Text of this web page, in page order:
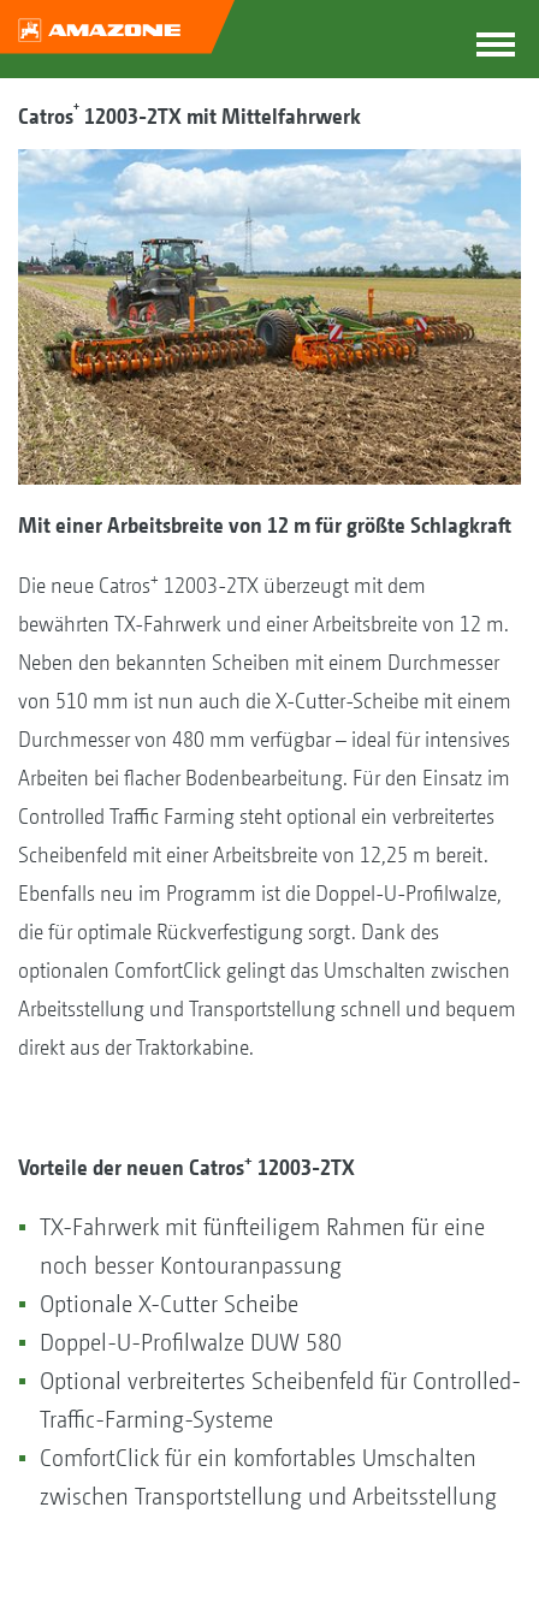
Catros+ 12003-2TX mit Mittelfahrwerk
Mit einer Arbeitsbreite von 12 m für größte Schlagkraft
Die neue Catros+ 12003-2TX überzeugt mit dem
bewährten TX-Fahrwerk und einer Arbeitsbreite von 12 m.
Neben den bekannten Scheiben mit einem Durchmesser
von 510 mm ist nun auch die X-Cutter-Scheibe mit einem
Durchmesser von 480 mm verfügbar – ideal für intensives
Arbeiten bei flacher Bodenbearbeitung. Für den Einsatz im
Controlled Traffic Farming steht optional ein verbreitertes
Scheibenfeld mit einer Arbeitsbreite von 12,25 m bereit.
Ebenfalls neu im Programm ist die Doppel-U-Profilwalze,
die für optimale Rückverfestigung sorgt. Dank des
optionalen ComfortClick gelingt das Umschalten zwischen
Arbeitsstellung und Transportstellung schnell und bequem
direkt aus der Traktorkabine.
Vorteile der neuen Catros+ 12003-2TX
TX-Fahrwerk mit fünfteiligem Rahmen für eine
noch besser Kontouranpassung
Optionale X-Cutter Scheibe
Doppel-U-Profilwalze DUW 580
Optional verbreitertes Scheibenfeld für Controlled-
Traffic-Farming-Systeme
ComfortClick für ein komfortables Umschalten
zwischen Transportstellung und Arbeitsstellung